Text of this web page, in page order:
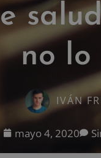
no lo
IVÁN
mayo 4, 2020